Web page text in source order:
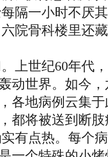
隔一小时不厌
院骨科楼里还
上世纪60年代
动世界。如今
各地病例云集
都将被送到断
有点热。每个